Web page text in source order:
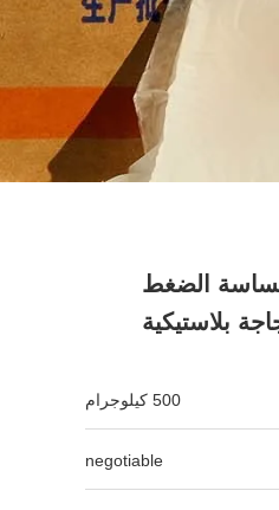
حساسة الضغط
بلاستيكية
500 كيلوجرام
negotiable